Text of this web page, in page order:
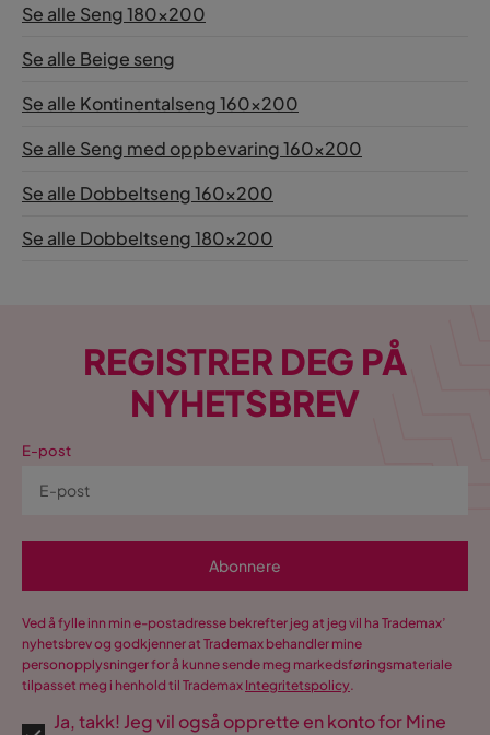
Materiale overmadrass
Se alle Seng 180x200
Se alle Beige seng
Se alle Kontinentalseng 160x200
Se alle Seng med oppbevaring 160x200
Se alle Dobbeltseng 160x200
Se alle Dobbeltseng 180x200
REGISTRER DEG PÅ
NYHETSBREV
E-post
Abonnere
Ved å fylle inn min e-postadresse bekrefter jeg at jeg vil ha Trademax’
nyhetsbrev og godkjenner at Trademax behandler mine
personopplysninger for å kunne sende meg markedsføringsmateriale
tilpasset meg i henhold til Trademax Integritetspolicy.
Ja, takk! Jeg vil også opprette en konto for Mine